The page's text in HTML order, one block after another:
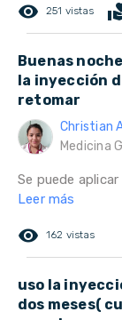
remove_red_eye 251 vistas
Buenas
la inyección
retomar
Christian
Medicina
Se puede
Leer más
remove_red_eye 162 vistas
uso la
dos meses(